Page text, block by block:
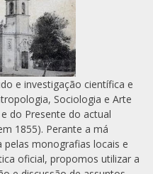
e investigação científica e
Sociologia e Arte
do Presente do actual
1855). Perante a má
pelas monografias locais e
oficial, propomos utilizar a